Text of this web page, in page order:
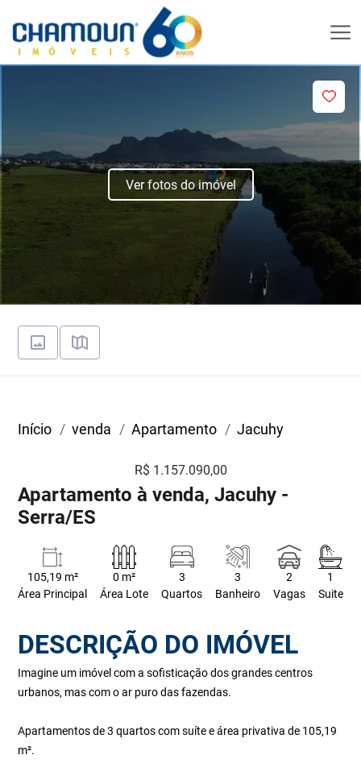
Ver fotos do imóvel
Início venda Apartamento Jacuhy
R$ 1.157.090,00
Apartamento à venda, Jacuhy -
Serra/ES
105,19 m²
Área Principal
0 m²
Área Lote
3
Quartos
3
Banheiro
2
Vagas
1
Suite
DESCRIÇÃO DO IMÓVEL
Imagine um imóvel com a sofisticação dos grandes centros
urbanos, mas com o ar puro das fazendas.
Apartamentos de 3 quartos com suíte e área privativa de 105,19
m².